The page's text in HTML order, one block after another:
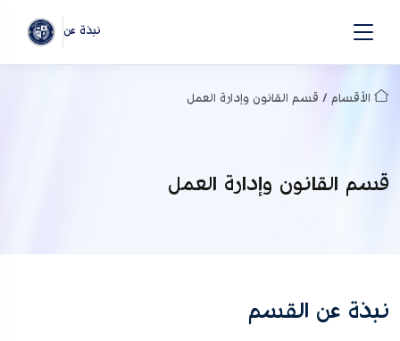
نبذة عن
الأقسام / قسم القانون وإدارة العمل
قسم القانون وإدارة العمل
نبذة عن القسم